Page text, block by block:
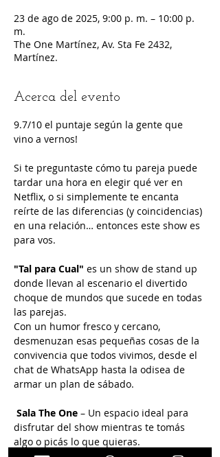
23 de ago de 2025, 9:00 p. m. – 10:00 p.
m.
The One Martínez, Av. Sta Fe 2432,
Martínez.
Acerca del evento
9.7/10 el puntaje según la gente que
vino a vernos!
Si te preguntaste cómo tu pareja puede
tardar una hora en elegir qué ver en
Netflix, o si simplemente te encanta
reírte de las diferencias (y coincidencias)
en una relación… entonces este show es
para vos.
"Tal para Cual" es un show de stand up
donde llevan al escenario el divertido
choque de mundos que sucede en todas
las parejas.
Con un humor fresco y cercano,
desmenuzan esas pequeñas cosas de la
convivencia que todos vivimos, desde el
chat de WhatsApp hasta la odisea de
armar un plan de sábado.
Sala The One – Un espacio ideal para
disfrutar del show mientras te tomás
algo o picás lo que quieras.